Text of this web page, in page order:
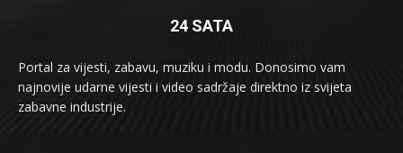
24 SATA
Portal za vijesti, zabavu, muziku i modu. Donosimo vam
najnovije udarne vijesti i video sadržaje direktno iz svijeta
zabavne industrije.